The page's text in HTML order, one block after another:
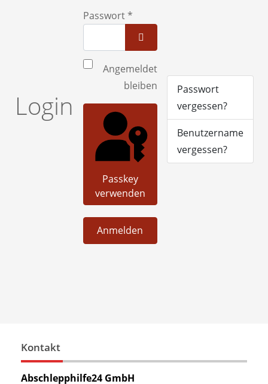
Login
Passwort*
Passwort anzeigen
Angemeldet
bleiben
Passkey
verwenden
Anmelden
Passwort
vergessen?
Benutzername
vergessen?
Kontakt
Abschlepphilfe24 GmbH